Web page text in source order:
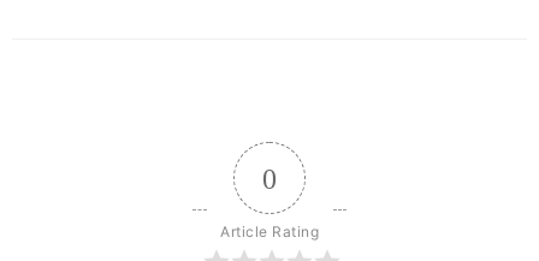
0
Article Rating